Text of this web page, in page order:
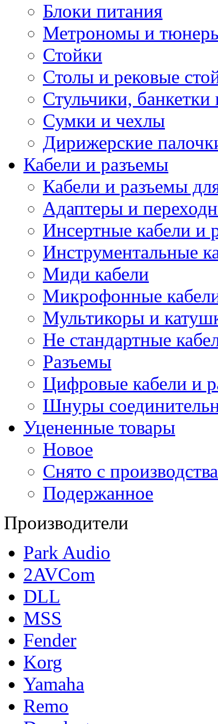
Блоки питания
Метрономы и
Стойки
Столы и рековые
Стульчики, банкетки
Сумки и чехлы
Дирижерские
Кабели и разъемы
Кабели и разъемы
Адаптеры и
Инсертные кабели и
Инструментальные
Миди кабели
Микрофонные
Мультикоры и
Не стандартные
Разъемы
Цифровые кабели и
Шнуры
Уцененные товары
Новое
Снято с производства
Подержанное
Производители
Park Audio
2AVCom
DLL
MSS
Fender
Korg
Yamaha
Remo